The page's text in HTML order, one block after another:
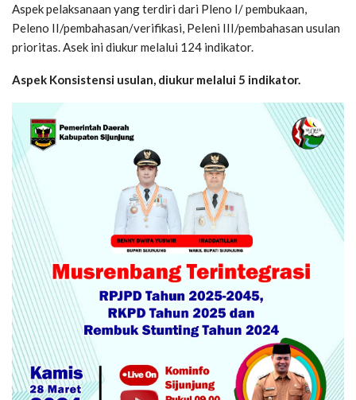
Aspek pelaksanaan yang terdiri dari Pleno I/ pembukaan,
Peleno II/pembahasan/verifikasi, Peleni III/pembahasan usulan
prioritas. Asek ini diukur melalui 124 indikator.
Aspek Konsistensi usulan, diukur melalui 5 indikator.